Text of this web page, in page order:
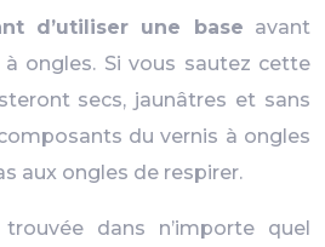
d’utiliser une base avant
à ongles. Si vous sautez cette
secs, jaunâtres et sans
du vernis à ongles
aux ongles de respirer.
dans n’importe quel